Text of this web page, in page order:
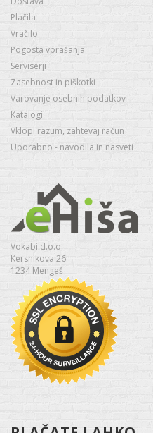
Plačila
Vračilo
Pogosta vprašanja
Serviserji
Zasebnost in piškotki
Varovanje osebnih podatkov
Katalogi
Vklopi razum, zahtevaj račun
Uporabno - navodila in nasveti
Vokabi d.o.o.
Kersnikova 26
1234 Mengeš